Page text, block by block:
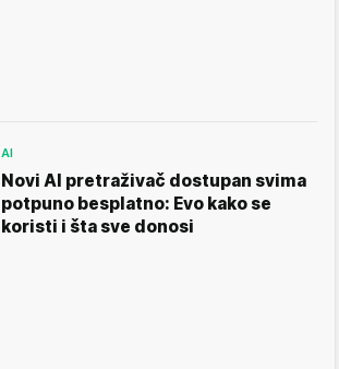
AI
Novi AI pretraživač dostupan svima
potpuno besplatno: Evo kako se
koristi i šta sve donosi